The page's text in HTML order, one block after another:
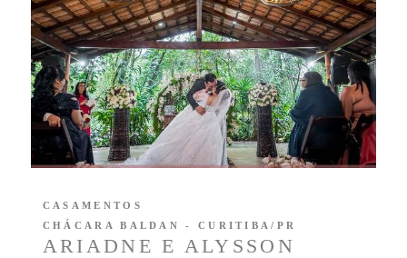
ARIADNE E ALYSSON
CASAMENTOS
CHÁCARA BALDAN - CURITIBA/PR